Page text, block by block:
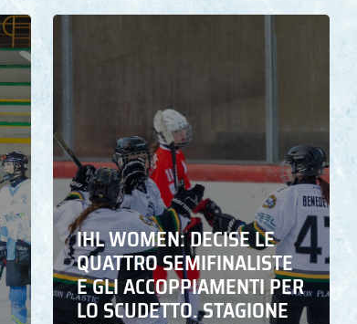
IHL WOMEN: DECISE LE
QUATTRO SEMIFINALISTE
E GLI ACCOPPIAMENTI PER
LO SCUDETTO. STAGIONE